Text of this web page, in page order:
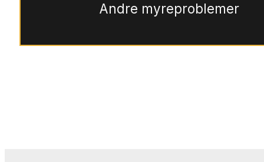
Andre myreproblemer